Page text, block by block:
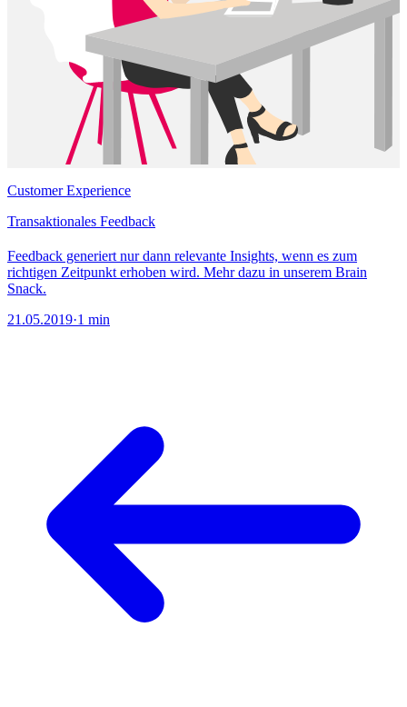
Customer Experience
Transaktionales Feedback
Feedback generiert nur dann relevante Insights, wenn es zum
richtigen Zeitpunkt erhoben wird. Mehr dazu in unserem Brain
Snack.
21.05.2019·1 min